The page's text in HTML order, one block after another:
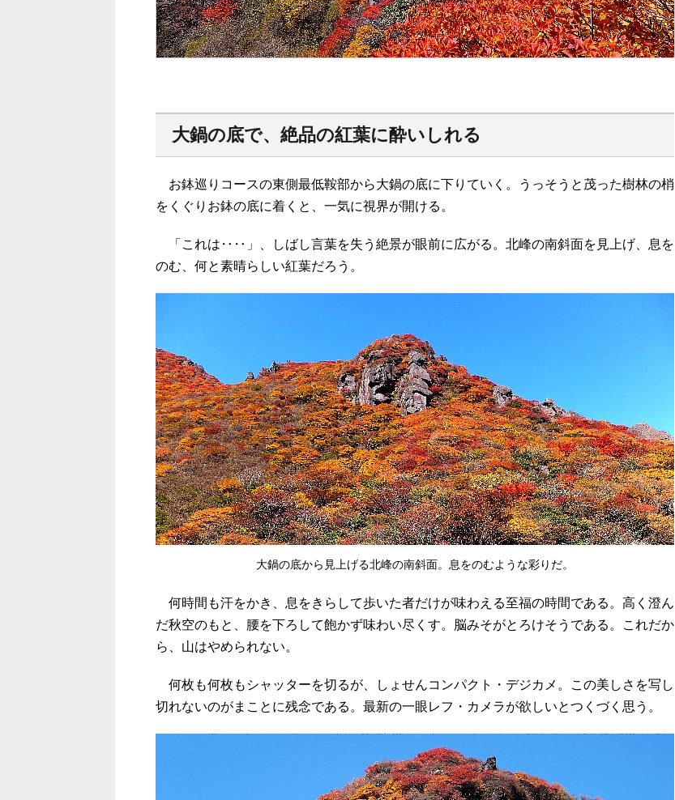
大鍋の底で、絶品の紅葉に酔いしれる
お鉢巡りコースの東側最低鞍部から大鍋の底に下りていく。うっそうと茂った樹林の梢
をくぐりお鉢の底に着くと、一気に視界が開ける。
「これは‥‥」、しばし言葉を失う絶景が眼前に広がる。北峰の南斜面を見上げ、息を
のむ、何と素晴らしい紅葉だろう。
大鍋の底から見上げる北峰の南斜面。息をのむような彩りだ。
何時間も汗をかき、息をきらして歩いた者だけが味わえる至福の時間である。高く澄ん
だ秋空のもと、腰を下ろして飽かず味わい尽くす。脳みそがとろけそうである。これだか
ら、山はやめられない。
何枚も何枚もシャッターを切るが、しょせんコンパクト・デジカメ。この美しさを写し
切れないのがまことに残念である。最新の一眼レフ・カメラが欲しいとつくづく思う。